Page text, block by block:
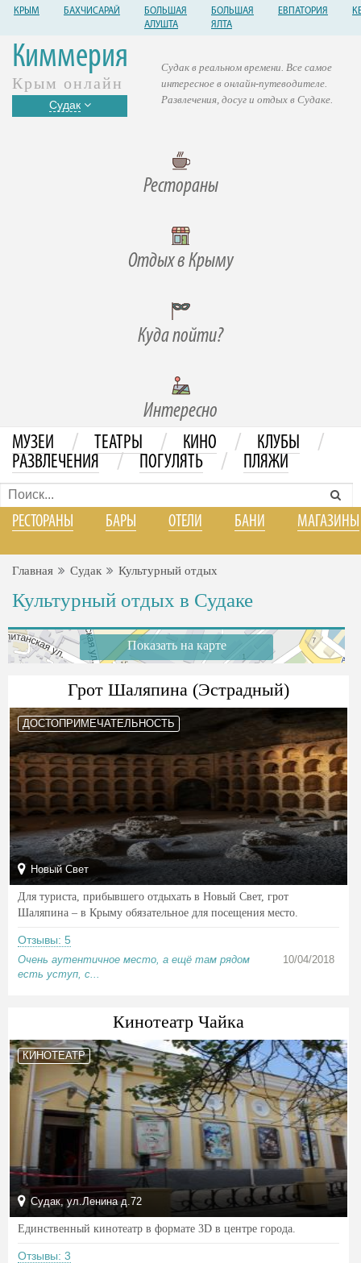
КРЫМ БАХЧИСАРАЙ
БОЛЬШАЯ
АЛУШТА
БОЛЬШАЯ
ЯЛТА
ЕВПАТОРИЯ
Киммерия
Крым онлайн
Судак
Рестораны
Отдых в Крыму
Куда пойти?
Интересно
Судак в реальном времени. Все самое
интересное в онлайн-путеводителе.
Развлечения, досуг и отдых в Судаке.
МУЗЕИ / ТЕАТРЫ / КИНО / КЛУБЫ /
РАЗВЛЕЧЕНИЯ / ПОГУЛЯТЬ / ПЛЯЖИ
РЕСТОРАНЫ БАРЫ ОТЕЛИ БАНИ МАГАЗИНЫ
Главная Судак Культурный отдых
Культурный отдых в Судаке
Показать на карте
Грот Шаляпина (Эстрадный)
ДОСТОПРИМЕЧАТЕЛЬНОСТЬ
Новый Свет
Для туриста, прибывшего отдыхать в Новый Свет, грот
Шаляпина – в Крыму обязательное для посещения место.
Отзывы: 5
Очень аутентичное место, а ещё там рядом
есть уступ, с...
10/04/2018
Кинотеатр Чайка
КИНОТЕАТР
Судак, ул.Ленина д.72
Единственный кинотеатр в формате 3D в центре города.
Отзывы: 3